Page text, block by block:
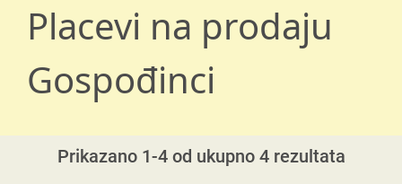
Placevi na prodaju
Gospođinci
Prikazano 1-4 od ukupno 4 rezultata